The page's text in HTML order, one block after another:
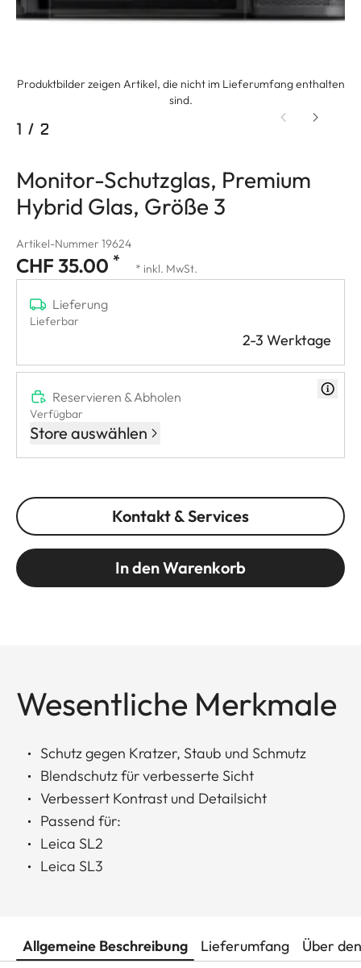
Produktbilder zeigen Artikel, die nicht im Lieferumfang enthalten
sind.
1 / 2
Monitor-Schutzglas, Premium
Hybrid Glas, Größe 3
Artikel-Nummer 19624
CHF 35.00 * * inkl. MwSt.
Lieferung
Lieferbar
2-3 Werktage
Reservieren & Abholen
Verfügbar
Store auswählen
Kontakt & Services
In den Warenkorb
Wesentliche Merkmale
Schutz gegen Kratzer, Staub und Schmutz
Blendschutz für verbesserte Sicht
Verbessert Kontrast und Detailsicht
Passend für:
Leica SL2
Leica SL3
Allgemeine Beschreibung Lieferumfang Über